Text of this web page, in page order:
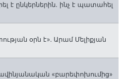
է ընկերներին. ինչ է պատահել
օրն է»․ Արամ Մելիքյան
«բարեփոխումից»